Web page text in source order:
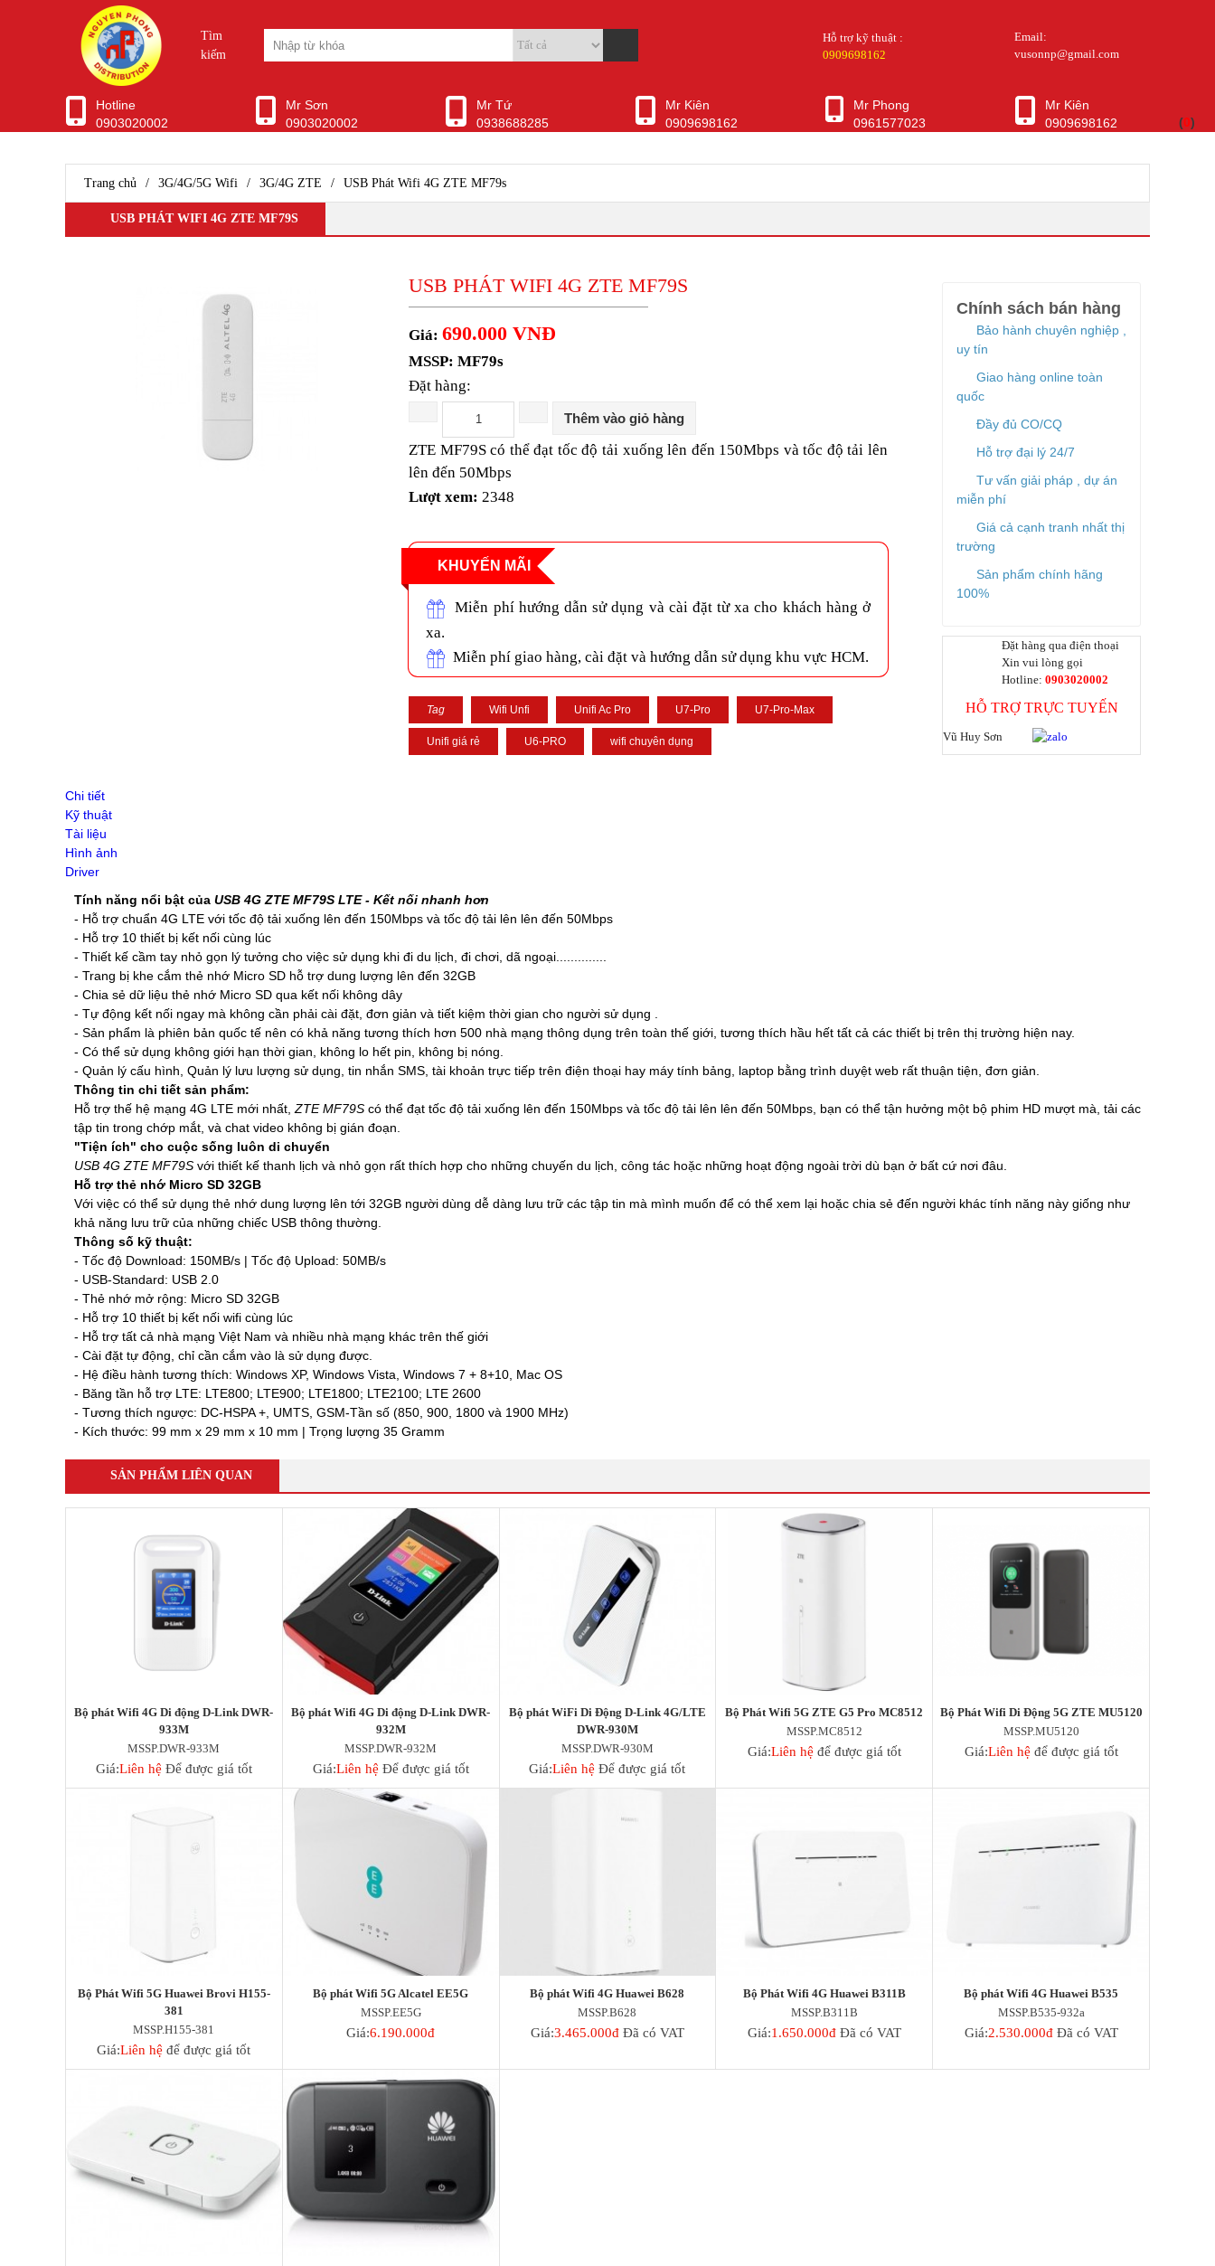
(0)
Tìm
kiếm
Hỗ trợ kỹ thuật :
0909698162
Email:
vusonnp@gmail.com
Hotline
0903020002
Mr Sơn
0903020002
Mr Tứ
0938688285
Mr Kiên
0909698162
Mr Phong
0961577023
Mr Kiên
0909698162
WIfi SMB H3C
Switch Draytek
Switch Grandstream
WIFI GIA ĐÌNH
Wifi SOHO H3C
3G/4G/5G Wifi
3G/4G Netgear
3G/4G/5G Huawei
3G/4G TP-Link
4G/5G D-Link
Adapter POE Unifi
Phụ kiện Unifi
Adapter POE TP-Link
Adapter POE Ruijie
Adapter 12V, 5V
Adapter POE H3C
Tổng đài điện thoại và điện thoại
Tổng đài Grandstream
Điện thoại Grandstream
DOCUMENTS
DeceptiveBytes Presentation
Trình bày DeceptiveBytes
Deceptive-Bytes-Defender-vs-CrowdStrike
Deceptive-Bytes-vs-Cybereason
Deceptive-Bytes-vs-Fortinet
Deceptive-Bytes-vs-Halcyon
Deceptive-Bytes-vs-Morphisec
Deceptive-Bytes-vs-SentinelOne
Thẻ Nhớ Hikvision
Trang chủ / 3G/4G/5G Wifi / 3G/4G ZTE / USB Phát Wifi 4G ZTE MF79s
USB PHÁT WIFI 4G ZTE MF79S
USB PHÁT WIFI 4G ZTE MF79S
Giá: 690.000 VNĐ
MSSP: MF79s
Đặt hàng:
Thêm vào giỏ hàng
ZTE MF79S có thể đạt tốc độ tải xuống lên đến 150Mbps và tốc độ tải lên
lên đến 50Mbps
Lượt xem: 2348
KHUYẾN MÃI
Miễn phí hướng dẫn sử dụng và cài đặt từ xa cho khách hàng ở
xa.
Miễn phí giao hàng, cài đặt và hướng dẫn sử dụng khu vực HCM.
Tag Wifi Unfi Unifi Ac Pro U7-Pro U7-Pro-Max
Unifi giá rẻ U6-PRO wifi chuyên dụng
Chính sách bán hàng
Bảo hành chuyên nghiệp ,
uy tín
Giao hàng online toàn
quốc
Đầy đủ CO/CQ
Hỗ trợ đại lý 24/7
Tư vấn giải pháp , dự án
miễn phí
Giá cả cạnh tranh nhất thị
trường
Sản phẩm chính hãng
100%
Đặt hàng qua điện thoại
Xin vui lòng gọi
Hotline: 0903020002
HỖ TRỢ TRỰC TUYẾN
Vũ Huy Sơn
Chi tiết
Kỹ thuật
Tài liệu
Hình ảnh
Driver
Tính năng nổi bật của USB 4G ZTE MF79S LTE - Kết nối nhanh hơn
- Hỗ trợ chuẩn 4G LTE với tốc độ tải xuống lên đến 150Mbps và tốc độ tải lên lên đến 50Mbps
- Hỗ trợ 10 thiết bị kết nối cùng lúc
- Thiết kế cầm tay nhỏ gọn lý tưởng cho việc sử dụng khi đi du lịch, đi chơi, dã ngoại..............
- Trang bị khe cắm thẻ nhớ Micro SD hỗ trợ dung lượng lên đến 32GB
- Chia sẻ dữ liệu thẻ nhớ Micro SD qua kết nối không dây
- Tự động kết nối ngay mà không cần phải cài đặt, đơn giản và tiết kiệm thời gian cho người sử dụng .
- Sản phẩm là phiên bản quốc tế nên có khả năng tương thích hơn 500 nhà mạng thông dụng trên toàn thế giới, tương thích hầu hết tất cả các thiết bị trên thị trường hiện nay.
- Có thể sử dụng không giới hạn thời gian, không lo hết pin, không bị nóng.
- Quản lý cấu hình, Quản lý lưu lượng sử dụng, tin nhắn SMS, tài khoản trực tiếp trên điện thoại hay máy tính bảng, laptop bằng trình duyệt web rất thuận tiện, đơn giản.
Thông tin chi tiết sản phẩm:
Hỗ trợ thế hệ mạng 4G LTE mới nhất, ZTE MF79S có thể đạt tốc độ tải xuống lên đến 150Mbps và tốc độ tải lên lên đến 50Mbps, bạn có thể tận hưởng một bộ phim HD mượt mà, tải các
tập tin trong chớp mắt, và chat video không bị gián đoạn.
"Tiện ích" cho cuộc sống luôn di chuyển
USB 4G ZTE MF79S với thiết kế thanh lịch và nhỏ gọn rất thích hợp cho những chuyến du lịch, công tác hoặc những hoạt động ngoài trời dù bạn ở bất cứ nơi đâu.
Hỗ trợ thẻ nhớ Micro SD 32GB
Với việc có thể sử dụng thẻ nhớ dung lượng lên tới 32GB người dùng dễ dàng lưu trữ các tập tin mà mình muốn để có thể xem lại hoặc chia sẻ đến người khác tính năng này giống như
khả năng lưu trữ của những chiếc USB thông thường.
Thông số kỹ thuật:
- Tốc độ Download: 150MB/s | Tốc độ Upload: 50MB/s
- USB-Standard: USB 2.0
- Thẻ nhớ mở rộng: Micro SD 32GB
- Hỗ trợ 10 thiết bị kết nối wifi cùng lúc
- Hỗ trợ tất cả nhà mạng Việt Nam và nhiều nhà mạng khác trên thế giới
- Cài đặt tự động, chỉ cần cắm vào là sử dụng được.
- Hệ điều hành tương thích: Windows XP, Windows Vista, Windows 7 + 8+10, Mac OS
- Băng tần hỗ trợ LTE: LTE800; LTE900; LTE1800; LTE2100; LTE 2600
- Tương thích ngược: DC-HSPA +, UMTS, GSM-Tần số (850, 900, 1800 và 1900 MHz)
- Kích thước: 99 mm x 29 mm x 10 mm | Trọng lượng 35 Gramm
SẢN PHẨM LIÊN QUAN
Bộ phát Wifi 4G Di động D-Link DWR-
933M
MSSP.DWR-933M
Giá:Liên hệ Để được giá tốt
Bộ phát Wifi 4G Di động D-Link DWR-
932M
MSSP.DWR-932M
Giá:Liên hệ Để được giá tốt
Bộ phát WiFi Di Động D-Link 4G/LTE
DWR-930M
MSSP.DWR-930M
Giá:Liên hệ Để được giá tốt
Bộ Phát Wifi 5G ZTE G5 Pro MC8512
MSSP.MC8512
Giá:Liên hệ để được giá tốt
Bộ Phát Wifi Di Động 5G ZTE MU5120
MSSP.MU5120
Giá:Liên hệ để được giá tốt
Bộ Phát Wifi 5G Huawei Brovi H155-
381
MSSP.H155-381
Giá:Liên hệ để được giá tốt
Bộ phát Wifi 5G Alcatel EE5G
MSSP.EE5G
Giá:6.190.000đ
Bộ phát Wifi 4G Huawei B628
MSSP.B628
Giá:3.465.000đĐã có VAT
Bộ Phát Wifi 4G Huawei B311B
MSSP.B311B
Giá:1.650.000đĐã có VAT
Bộ phát Wifi 4G Huawei B535
MSSP.B535-932a
Giá:2.530.000đĐã có VAT